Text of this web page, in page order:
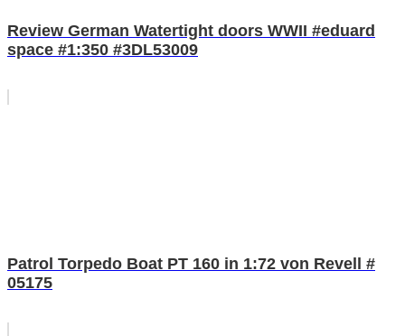
Review German Watertight doors WWII #eduard
space #1:350 #3DL53009
Patrol Torpedo Boat PT 160 in 1:72 von Revell #
05175